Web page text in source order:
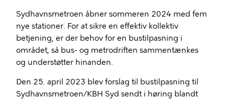
Sydhavnsmetroen åbner sommeren 2024 med fem
nye stationer. For at sikre en effektiv kollektiv
betjening, er der behov for en bustilpasning i
området, så bus- og metrodriften sammentænkes
og understøtter hinanden.
Den 25. april 2023 blev forslag til bustilpasning til
Sydhavnsmetroen/KBH Syd sendt i høring blandt